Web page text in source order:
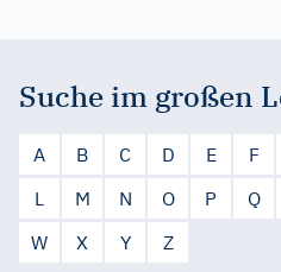
Suche im großen
A B C D E F
L
M N O P Q
W
X Y Z